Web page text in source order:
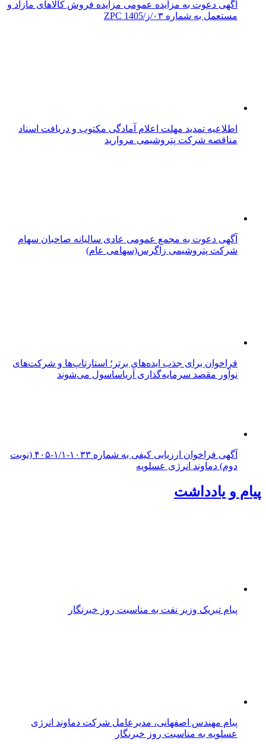
آگهی دعوت به مزایده عمومی مزایده فروش کالاهای مازاد و
مستعمل به شماره ۰۳/ز/ZPC 1405
اطلاعیه تمدید مهلت اعلام آمادگی مکتوب و دریافت اسناد
مناقصه شرکت پتروشیمی مروارید
آگهی دعوت به مجمع عمومی عادی سالیانه صاحبان سهام
شرکت پتروشیمی زاگرس(سهامی عام)
فراخوان برای جذب ایده‌های برتر؛ استارتاپ‌ها و شرکت‌های
نوآور مقصد سرما‌یه‌گذاری آریاساسول می‌شوند
آگهی فراخوان ارزیابی کیفی به شماره ۱۰۳۳-۱/۱-۴۰۵ (نوبت
دوم) دماوند انرژی عسلویه
پیام و یادداشت
پیام تبریک وزیر نفت به مناسبت روز خبرنگار
پیام مهندس اصفهانی، مدیرعامل شرکت دماوند انرژی
عسلویه به مناسبت روز خبرنگار